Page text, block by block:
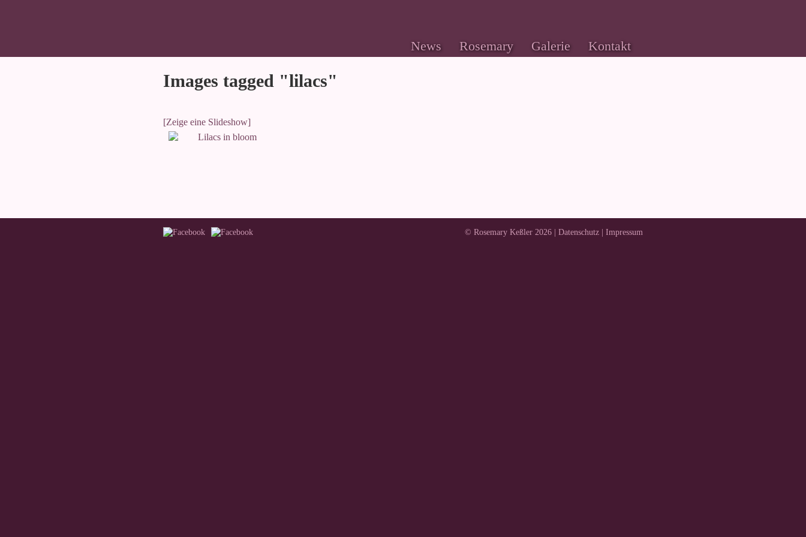
Kontakt
Galerie
Rosemary
News
Images tagged "lilacs"
[Zeige eine Slideshow]
© Rosemary Keßler 2026 | Datenschutz Impressum